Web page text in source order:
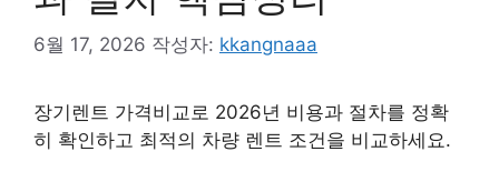
6월 17, 2026 작성자: kkangnaaa
장기렌트 가격비교로 2026년 비용과 절차를 정확
히 확인하고 최적의 차량 렌트 조건을 비교하세요.